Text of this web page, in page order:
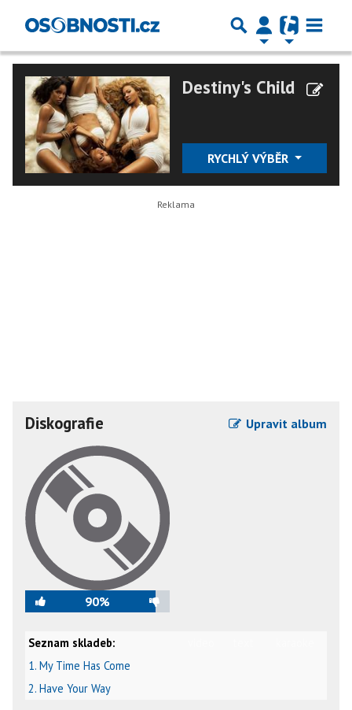
Destiny's Child
RYCHLÝ VÝBĚR
Diskografie Upravit album
90%
Seznam skladeb:
1. My Time Has Come
2. Have Your Way